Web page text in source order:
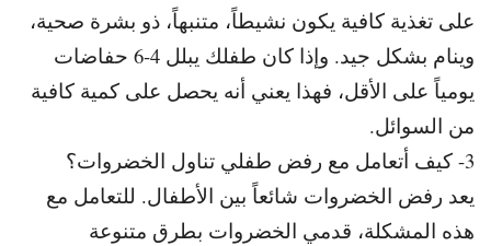
على تغذية كافية يكون نشيطاً، متنبهاً، ذو بشرة صحية،
وينام بشكل جيد. و
إذا كان طفلك يبلل 4-6 حفاضات
يومياً على الأقل، فهذا يعني أنه يحصل على كمية كافية
من السوائل.
3- كيف أتعامل مع رفض طفلي تناول الخضروات؟
يعد رفض الخضروات شائعاً بين الأطفال. للتعامل مع
هذه المشكلة، قدمي الخضروات بطرق متنوعة